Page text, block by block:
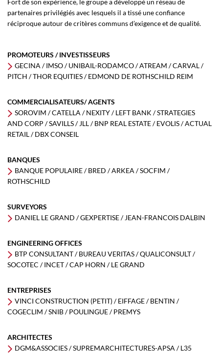
partenaires privilégiés avec lesquels il a tissé une confiance
réciproque autour de critères communs d’exigence et de qualité.
PROMOTEURS / INVESTISSEURS
GECINA / IMSO / UNIBAIL-RODAMCO / ATREAM / CARVAL /
PITCH / THOR EQUITIES / EDMOND DE ROTHSCHILD REIM
COMMERCIALISATEURS/ AGENTS
SOROVIM / CATELLA / NEXITY / LEFT BANK / STRATEGIES
AND CORP / SAVILLS / JLL / BNP REAL ESTATE / EVOLIS / ACTUAL
RETAIL / DBX CONSEIL
BANQUES
BANQUE POPULAIRE / BRED / ARKEA / SOCFIM /
ROTHSCHILD
SURVEYORS
DANIEL LE GRAND / GEXPERTISE / JEAN-FRANCOIS DALBIN
ENGINEERING OFFICES
BTP CONSULTANT / BUREAU VERITAS / QUALICONSULT /
SOCOTEC / INCET / CAP HORN / LE GRAND
ENTREPRISES
VINCI CONSTRUCTION (PETIT) / EIFFAGE / BENTIN /
COGECLIM / SNIB / POULINGUE / PREMYS
ARCHITECTES
DGM&ASSOCIES / SUPREMARCHITECTURES-APSA / L35